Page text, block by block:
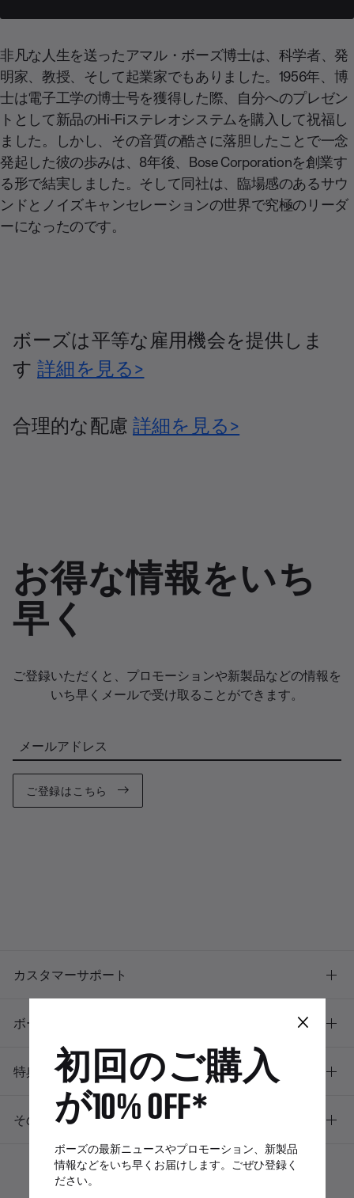
非凡な人生を送ったアマル・ボーズ博士は、科学者、発
明家、教授、そして起業家でもありました。1956年、博
士は電子工学の博士号を獲得した際、自分へのプレゼン
トとして新品のHi-Fiステレオシステムを購入して祝福し
ました。しかし、その音質の酷さに落胆したことで一念
発起した彼の歩みは、8年後、Bose Corporationを創業す
る形で結実しました。そして同社は、臨場感のあるサウ
ンドとノイズキャンセレーションの世界で究極のリーダ
ーになったのです。
ボーズは平等な雇用機会を提供しま
す詳細を見る>
合理的な配慮詳細を見る>
お得な情報をいち
早く
ご登録いただくと、プロモーションや新製品などの情報を
いち早くメールで受け取ることができます。
メールアドレス
ご登録はこちら
カスタマーサポート
ボーズについて
特典
その他のリンク
×
初回のご購入
が10% OFF*
ボーズの最新ニュースやプロモーション、新製品
情報などをいち早くお届けします。ごぜひ登録く
ださい。